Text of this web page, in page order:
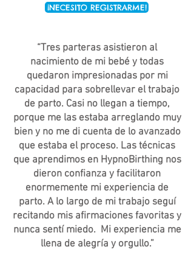
¡NECESITO REGISTRARME!
“Tres parteras asistieron al
nacimiento de mi bebé y todas
quedaron impresionadas por mi
capacidad para sobrellevar el trabajo
de parto. Casi no llegan a tiempo,
porque me las estaba arreglando muy
bien y no me di cuenta de lo avanzado
que estaba el proceso. Las técnicas
que aprendimos en HypnoBirthing nos
dieron confianza y facilitaron
enormemente mi experiencia de
parto. A lo largo de mi trabajo seguí
recitando mis afirmaciones favoritas y
nunca sentí miedo. Mi experiencia me
llena de alegría y orgullo.”